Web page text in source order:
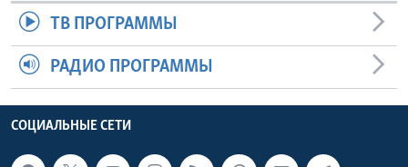
ТВ ПРОГРАММЫ
РАДИО ПРОГРАММЫ
СОЦИАЛЬНЫЕ СЕТИ